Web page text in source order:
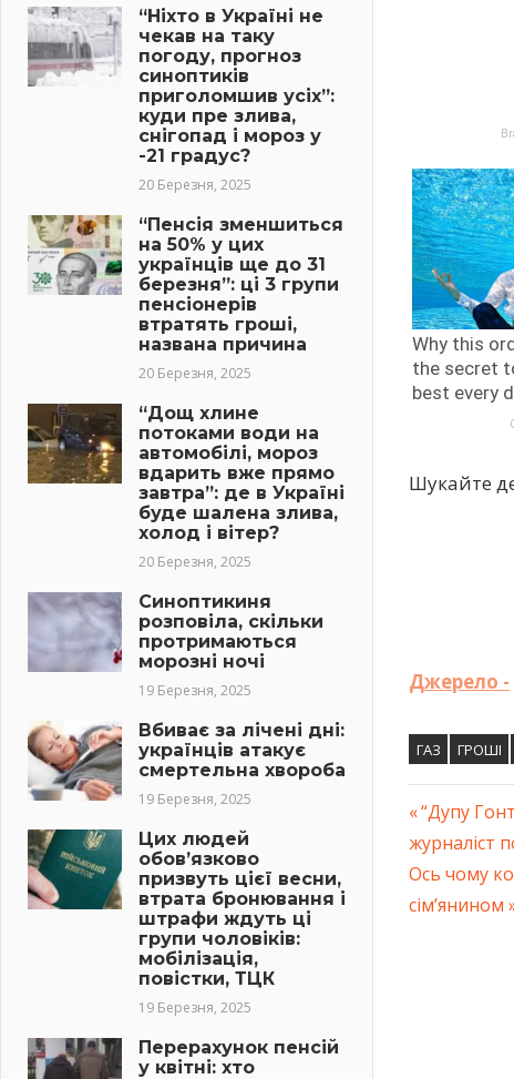
Шукайте
Джерело -
ГАЗ ГРОШІ
Previous
Post:
“Дупу
журналіст
Next
Post:
Ось чому
сім’янином
“Ніхто в Україні не
чекав на таку
погоду, прогноз
синоптиків
приголомшив усіх”:
куди пре злива,
снігопад і мороз у
-21 градус?
20 Березня, 2025
“Пенсія зменшиться
на 50% у цих
українців ще до 31
березня”: ці 3 групи
пенсіонерів
втратять гроші,
названа причина
20 Березня, 2025
“Дощ хлине
потоками води на
автомобілі, мороз
вдарить вже прямо
завтра”: де в Україні
буде шалена злива,
холод і вітер?
20 Березня, 2025
Синоптикиня
розповіла, скільки
протримаються
морозні ночі
19 Березня, 2025
Вбиває за лічені дні:
українців атакує
смертельна хвороба
19 Березня, 2025
Цих людей
обов’язково
призвуть цієї весни,
втрата бронювання і
штрафи ждуть ці
групи чоловіків:
мобілізація,
повістки, ТЦК
19 Березня, 2025
Перерахунок пенсій
у квітні: хто